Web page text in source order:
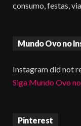
consumo, festas,
Mundo Ovo no
Instagram did not
Siga Mundo Ovo
Pinterest